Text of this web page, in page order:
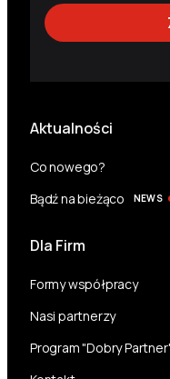
Aktualności
Co nowego?
Bądź na bieżąco
NEWS
Dla Firm
Formy współpracy
Nasi partnerzy
Program "Dobry